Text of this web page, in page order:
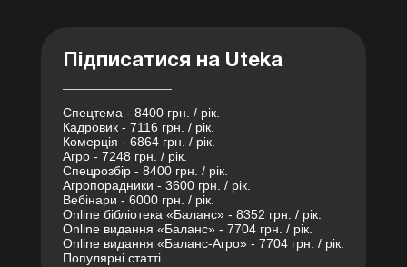
Підписатися на Uteka
Спецтема - 8400 грн. / рік.
Кадровик - 7116 грн. / рік.
Комерція - 6864 грн. / рік.
Агро - 7248 грн. / рік.
Спецрозбір - 8400 грн. / рік.
Агропорадники - 3600 грн. / рік.
Вебінари - 6000 грн. / рік.
Online бібліотека «Баланс» - 8352 грн. / рік.
Online видання «Баланс» - 7704 грн. / рік.
Online видання «Баланс-Агро» - 7704 грн. / рік.
Популярні статті